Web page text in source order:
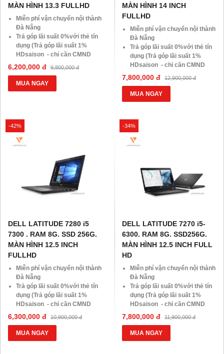
MÀN HÌNH 13.3 FULLHD
Miễn phí vận chuyển nội thành
Đà Nẵng
Trả góp lãi suất 0%với thẻ tín
dụng (Trả góp lãi suất 1%
HDsaison - chỉ cần CMND
BLX hoặc hộ khẩu gốc )
Giảm 20%khi nâng cấp Ram-
SSD
Giảm giá trực tiếp đối với
6,200,000 đ 9,800,000 đ
MUA NGAY
MÀN HÌNH 14 INCH
FULLHD
Miễn phí vận chuyển nội thành
Đà Nẵng
Trả góp lãi suất 0%với thẻ tín
dụng (Trả góp lãi suất 1%
HDsaison - chỉ cần CMND
BLX hoặc hộ khẩu gốc )
Giảm 20%khi nâng cấp Ram-
SSD
Giảm giá trực tiếp đối với
10.000 Voucher Giảm
Giá 500.000đ
7,800,000 đ 12,900,000 đ
MUA NGAY
-42%
DELL LATITUDE 7280 i5
7300 . RAM 8G. SSD 256G.
MÀN HÌNH 12.5 INCH
FULLHD
Miễn phí vận chuyển nội thành
Đà Nẵng
Trả góp lãi suất 0%với thẻ tín
dụng (Trả góp lãi suất 1%
HDsaison - chỉ cần CMND
BLX hoặc hộ khẩu gốc )
Giảm 20%khi nâng cấp Ram-
SSD
Giảm giá trực tiếp đối với
6,300,000 đ 10,900,000 đ
MUA NGAY
-34%
DELL LATITUDE 7270 i5-
6300. RAM 8G. SSD256G.
MÀN HÌNH 12.5 INCH FULL
HD
Miễn phí vận chuyển nội thành
Đà Nẵng
Trả góp lãi suất 0%với thẻ tín
dụng (Trả góp lãi suất 1%
HDsaison - chỉ cần CMND
BLX hoặc hộ khẩu gốc )
Giảm 20%khi nâng cấp Ram-
SSD
Giảm giá trực tiếp đối với
7,800,000 đ 11,900,000 đ
MUA NGAY